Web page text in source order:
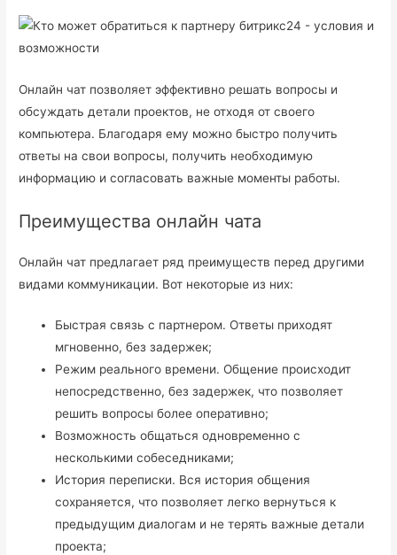
Онлайн чат позволяет эффективно решать вопросы и
обсуждать детали проектов, не отходя от своего
компьютера. Благодаря ему можно быстро получить
ответы на свои вопросы, получить необходимую
информацию и согласовать важные моменты работы.
Преимущества онлайн чата
Онлайн чат предлагает ряд преимуществ перед другими
видами коммуникации. Вот некоторые из них:
Быстрая связь с партнером. Ответы приходят
мгновенно, без задержек;
Режим реального времени. Общение происходит
непосредственно, без задержек, что позволяет
решить вопросы более оперативно;
Возможность общаться одновременно с
несколькими собеседниками;
История переписки. Вся история общения
сохраняется, что позволяет легко вернуться к
предыдущим диалогам и не терять важные детали
проекта;